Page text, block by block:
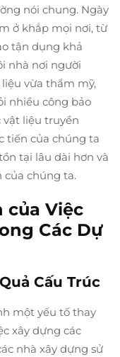
nói chung. Ngày
ở khắp mọi nơi, từ
tận dụng khả
nhà nơi người
vừa thẩm mỹ,
nhiều công bảo
vật liệu truyền
tiến của chúng ta
tại lâu dài hơn và
của chúng ta.
của Việc
Các Dự
Cấu Trúc
một yếu tố thay
xây dựng các
nhà xây dựng sử